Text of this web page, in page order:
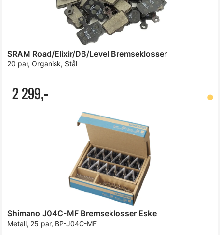
SRAM Road/Elixir/DB/Level Bremseklosser
20 par, Organisk, Stål
2 299,-
Shimano J04C-MF Bremseklosser Eske
Metall, 25 par, BP-J04C-MF